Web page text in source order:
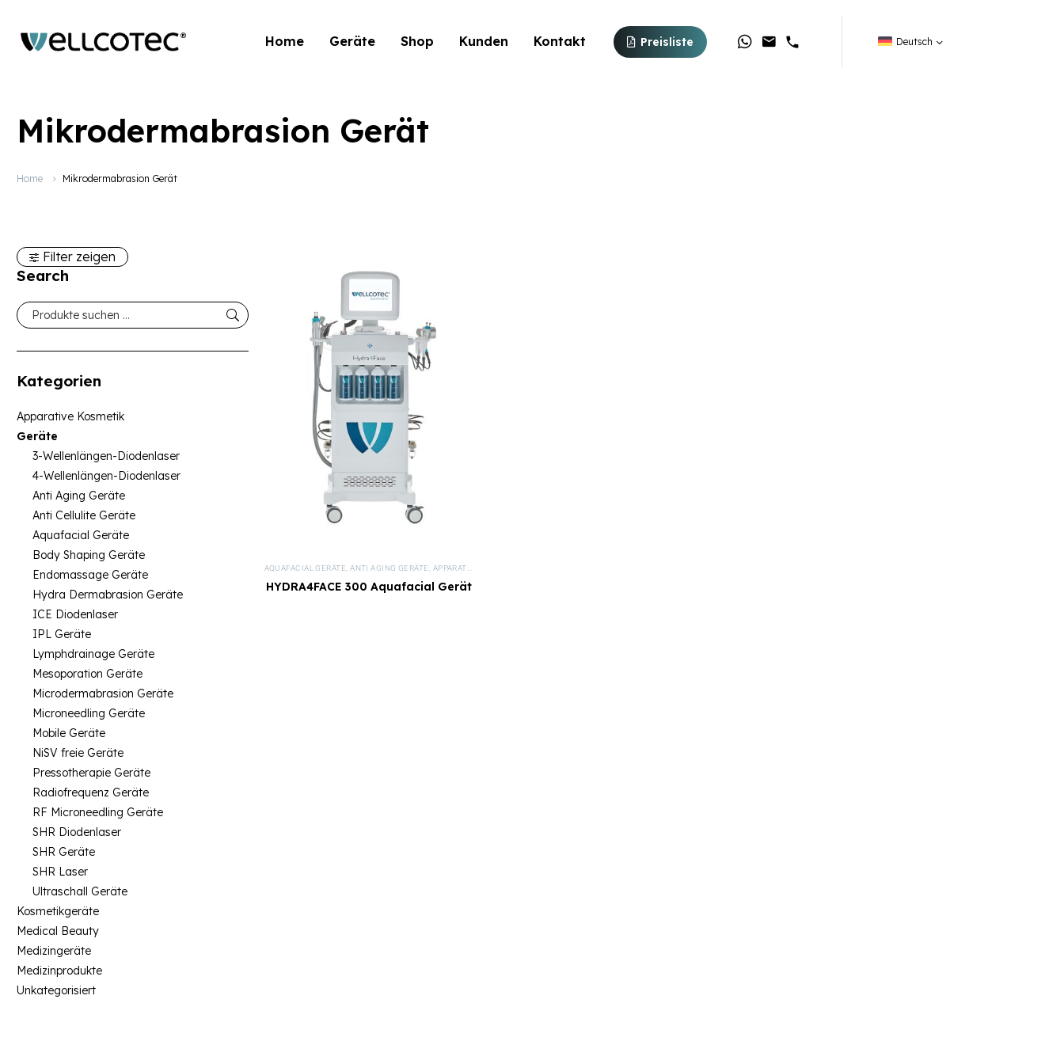
Deutsch
Home Geräte Shop Kunden Kontakt Preisliste
Mikrodermabrasion Gerät
Home Mikrodermabrasion Gerät
Filter zeigen
Search
Kategorien
Apparative Kosmetik
Geräte
3-Wellenlängen-Diodenlaser
4-Wellenlängen-Diodenlaser
Anti Aging Geräte
Anti Cellulite Geräte
Aquafacial Geräte
Body Shaping Geräte
Endomassage Geräte
Hydra Dermabrasion Geräte
ICE Diodenlaser
IPL Geräte
Lymphdrainage Geräte
Mesoporation Geräte
Microdermabrasion Geräte
Microneedling Geräte
Mobile Geräte
NiSV freie Geräte
Pressotherapie Geräte
Radiofrequenz Geräte
RF Microneedling Geräte
SHR Diodenlaser
SHR Geräte
SHR Laser
Ultraschall Geräte
Kosmetikgeräte
Medical Beauty
Medizingeräte
Medizinprodukte
Unkategorisiert
AQUAFACIAL GERÄTE ,ANTI AGING GERÄTE APPARATIVE KOSMETIK
HYDRA4FACE 300 Aquafacial Gerät